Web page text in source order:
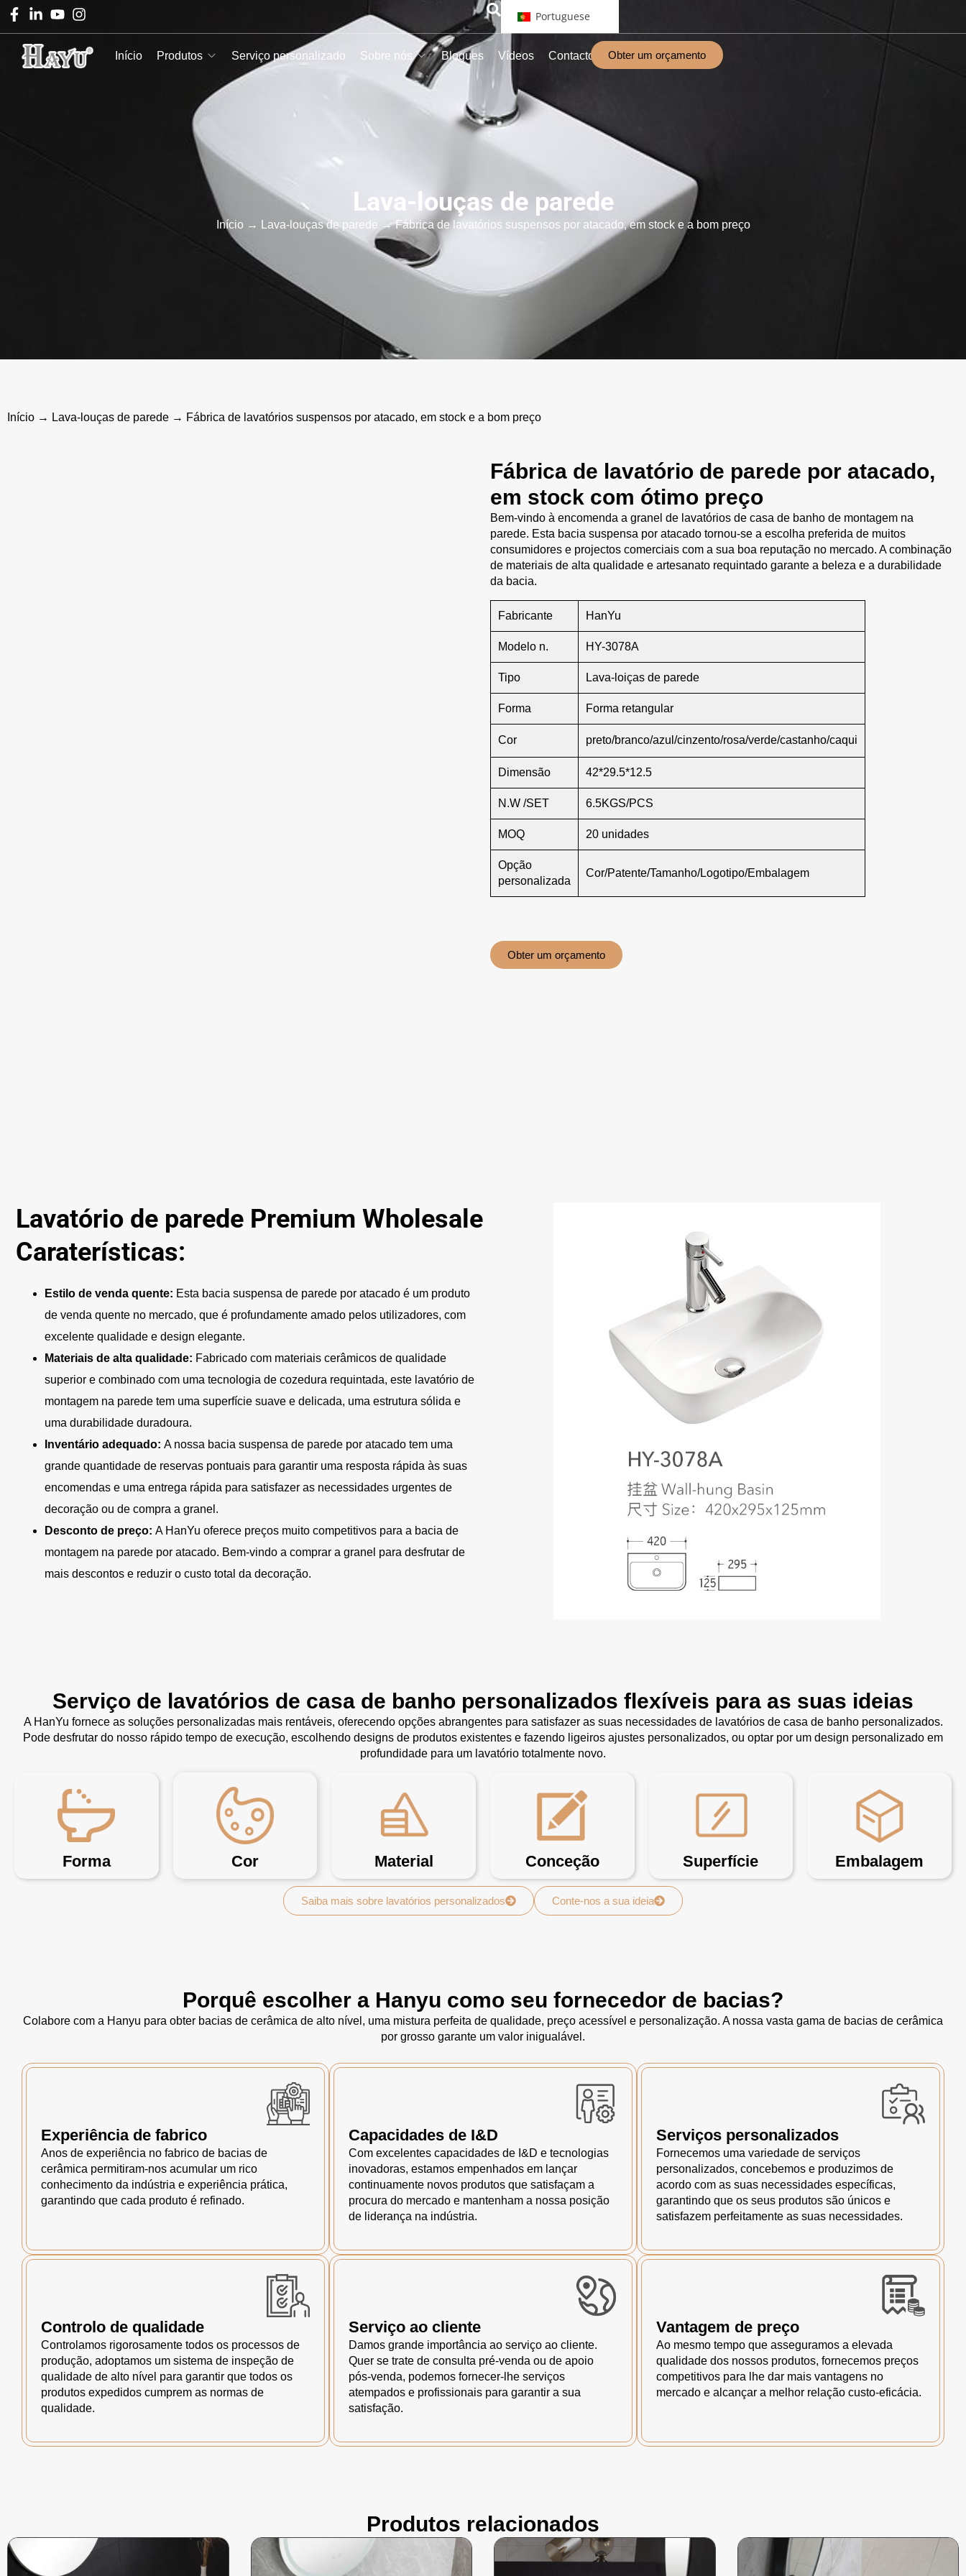
Portuguese
Início Produtos Serviço personalizado Sobre nós Blogues Vídeos Contacto Obter um orçamento
Lava-louças de parede
Início → Lava-louças de parede → Fábrica de lavatórios suspensos por atacado, em stock e a bom preço
Início → Lava-louças de parede → Fábrica de lavatórios suspensos por atacado, em stock e a bom preço
Fábrica de lavatório de parede por atacado,
em stock com ótimo preço
Bem-vindo à encomenda a granel de lavatórios de casa de banho de montagem na
parede. Esta bacia suspensa por atacado tornou-se a escolha preferida de muitos
consumidores e projectos comerciais com a sua boa reputação no mercado. A combinação
de materiais de alta qualidade e artesanato requintado garante a beleza e a durabilidade
da bacia.
Fabricante HanYu
Modelo n. HY-3078A
Tipo Lava-loiças de parede
Forma Forma retangular
Cor preto/branco/azul/cinzento/rosa/verde/castanho/caqui
Dimensão 42*29.5*12.5
N.W /SET 6.5KGS/PCS
MOQ 20 unidades
Opção
personalizada
Cor/Patente/Tamanho/Logotipo/Embalagem
Obter um orçamento
Lavatório de parede Premium Wholesale
Caraterísticas:
Estilo de venda quente: Esta bacia suspensa de parede por atacado é um produto
de venda quente no mercado, que é profundamente amado pelos utilizadores, com
excelente qualidade e design elegante.
Materiais de alta qualidade: Fabricado com materiais cerâmicos de qualidade
superior e combinado com uma tecnologia de cozedura requintada, este lavatório de
montagem na parede tem uma superfície suave e delicada, uma estrutura sólida e
uma durabilidade duradoura.
Inventário adequado: A nossa bacia suspensa de parede por atacado tem uma
grande quantidade de reservas pontuais para garantir uma resposta rápida às suas
encomendas e uma entrega rápida para satisfazer as necessidades urgentes de
decoração ou de compra a granel.
Desconto de preço: A HanYu oferece preços muito competitivos para a bacia de
montagem na parede por atacado. Bem-vindo a comprar a granel para desfrutar de
mais descontos e reduzir o custo total da decoração.
Serviço de lavatórios de casa de banho personalizados flexíveis para as suas ideias
A HanYu fornece as soluções personalizadas mais rentáveis, oferecendo opções abrangentes para satisfazer as suas necessidades de lavatórios de casa de banho personalizados.
Pode desfrutar do nosso rápido tempo de execução, escolhendo designs de produtos existentes e fazendo ligeiros ajustes personalizados, ou optar por um design personalizado em
profundidade para um lavatório totalmente novo.
Forma Cor Material Conceção Superfície Embalagem
Saiba mais sobre lavatórios personalizados Conte-nos a sua ideia
Porquê escolher a Hanyu como seu fornecedor de bacias?
Colabore com a Hanyu para obter bacias de cerâmica de alto nível, uma mistura perfeita de qualidade, preço acessível e personalização. A nossa vasta gama de bacias de cerâmica
por grosso garante um valor inigualável.
Experiência de fabrico
Anos de experiência no fabrico de bacias de
cerâmica permitiram-nos acumular um rico
conhecimento da indústria e experiência prática,
garantindo que cada produto é refinado.
Capacidades de I&D
Com excelentes capacidades de I&D e tecnologias
inovadoras, estamos empenhados em lançar
continuamente novos produtos que satisfaçam a
procura do mercado e mantenham a nossa posição
de liderança na indústria.
Serviços personalizados
Fornecemos uma variedade de serviços
personalizados, concebemos e produzimos de
acordo com as suas necessidades específicas,
garantindo que os seus produtos são únicos e
satisfazem perfeitamente as suas necessidades.
Controlo de qualidade
Controlamos rigorosamente todos os processos de
produção, adoptamos um sistema de inspeção de
qualidade de alto nível para garantir que todos os
produtos expedidos cumprem as normas de
qualidade.
Serviço ao cliente
Damos grande importância ao serviço ao cliente.
Quer se trate de consulta pré-venda ou de apoio
pós-venda, podemos fornecer-lhe serviços
atempados e profissionais para garantir a sua
satisfação.
Vantagem de preço
Ao mesmo tempo que asseguramos a elevada
qualidade dos nossos produtos, fornecemos preços
competitivos para lhe dar mais vantagens no
mercado e alcançar a melhor relação custo-eficácia.
Produtos relacionados